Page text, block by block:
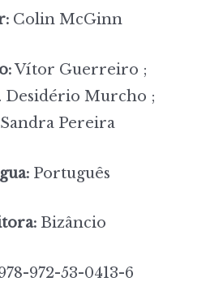
Colin McGinn
Vítor Guerreiro ;
Desidério Murcho ;
Pereira
Português
Bizâncio
972-53-0413-6